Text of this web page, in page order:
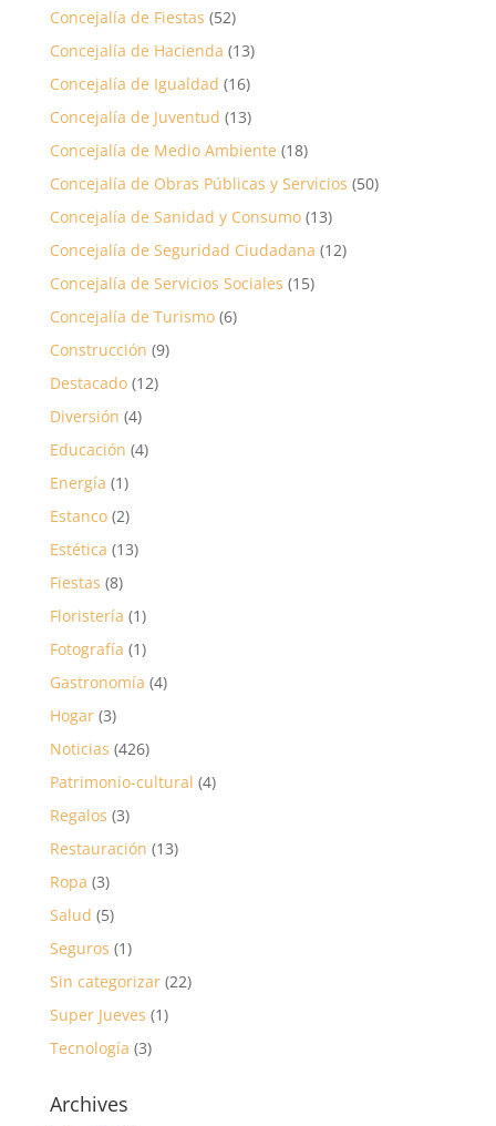
Concejalía de Fiestas (52)
Concejalía de Hacienda (13)
Concejalía de Igualdad (16)
Concejalía de Juventud (13)
Concejalía de Medio Ambiente (18)
Concejalía de Obras Públicas y Servicios (50)
Concejalía de Sanidad y Consumo(13)
Concejalía de Seguridad Ciudadana (12)
Concejalía de Servicios Sociales (15)
Concejalía de Turismo(6)
Construcción (9)
Destacado(12)
Diversión (4)
Educación (4)
Energía (1)
Estanco(2)
Estética (13)
Fiestas (8)
Floristería (1)
Fotografía (1)
Gastronomía (4)
Hogar(3)
Noticias (426)
Patrimonio-cultural (4)
Regalos (3)
Restauración (13)
Ropa (3)
Salud (5)
Seguros (1)
Sin categorizar(22)
Super Jueves (1)
Tecnología (3)
Archives